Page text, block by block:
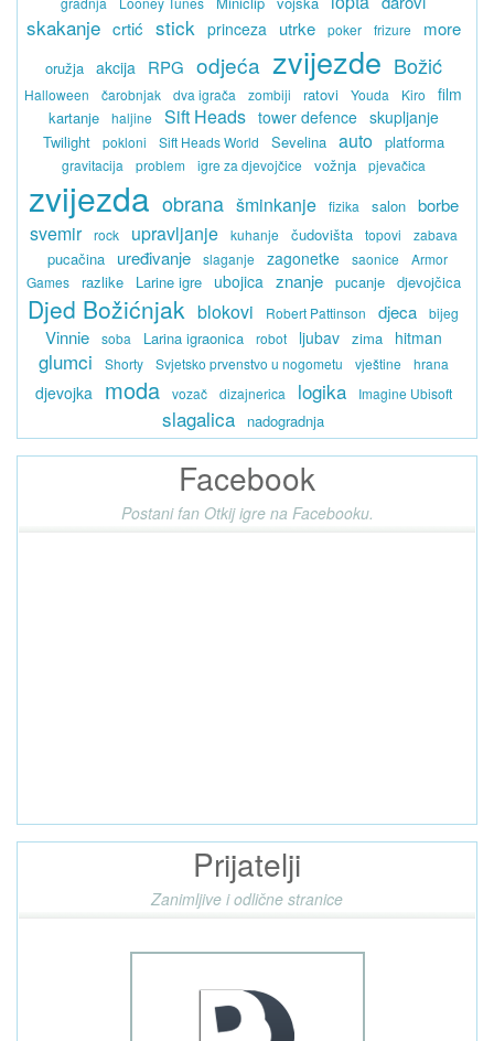
skakanje crtić stick princeza utrke poker frizure more
oružja akcija RPG odjeća zvijezde Božić
Halloween čarobnjak dva igrača zombiji ratovi Youda Kiro film
kartanje haljine Sift Heads tower defence skupljanje
Twilight pokloni Sift Heads World Sevelina auto platforma
gravitacija problem igre za djevojčice vožnja pjevačica
zvijezda obrana šminkanje fizika salon borbe
svemir rock upravljanje kuhanje čudovišta topovi zabava
pucačina uređivanje slaganje zagonetke saonice
Armor
Games
razlike Larine igre ubojica znanje pucanje djevojčica
Djed Božićnjak blokovi Robert Pattinson djeca bijeg
Vinnie soba Larina igraonica robot ljubav zima hitman
glumci Shorty Svjetsko prvenstvo u nogometu vještine hrana
djevojka moda vozač dizajnerica logika Imagine Ubisoft
slagalica nadogradnja
Facebook
Postani fan Otkij igre na Facebooku.
Prijatelji
Zanimljive i odlične stranice